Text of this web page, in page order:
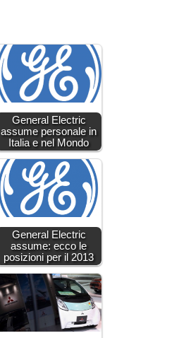
General Electric
assume personale in
Italia e nel Mondo
General Electric
assume: ecco le
posizioni per il 2013